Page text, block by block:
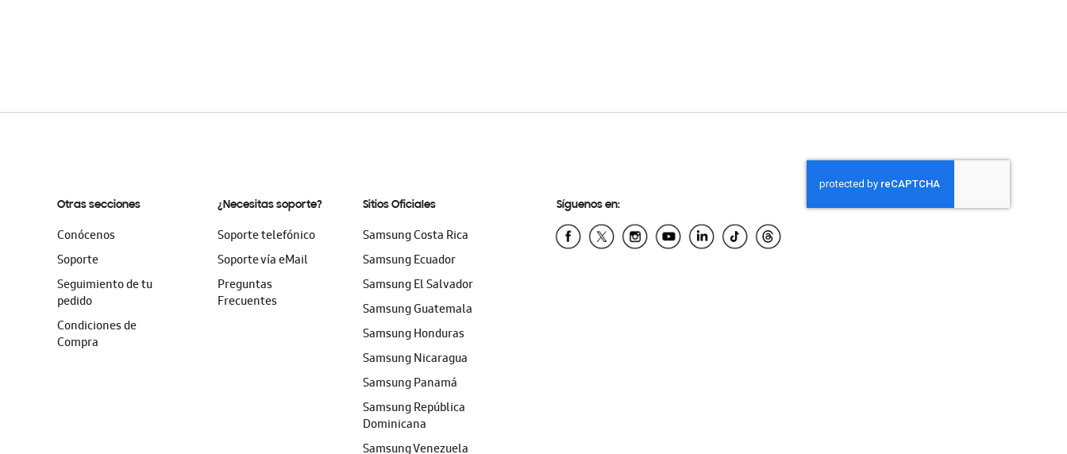
Otras secciones
Conócenos
Soporte
Seguimiento de tu
pedido
Condiciones de
Compra
¿Necesitas soporte?
Soporte telefónico
Soporte vía eMail
Preguntas
Frecuentes
Sitios Oficiales
Samsung Costa Rica
Samsung Ecuador
Samsung El Salvador
Samsung Guatemala
Samsung Honduras
Samsung Nicaragua
Samsung Panamá
Samsung República
Dominicana
Samsung Venezuela
Síguenos en: